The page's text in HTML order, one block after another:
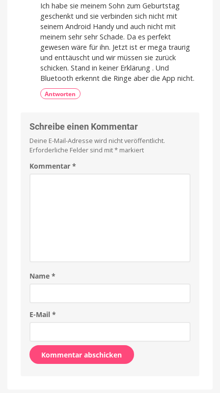
diesem
Quartal
Ich habe sie meinem Sohn zum Geburtstag
geschenkt und sie verbinden sich nicht mit
seinem Android Handy und auch nicht mit
meinem sehr sehr Schade. Da es perfekt
gewesen wäre für ihn. Jetzt ist er mega traurig
und enttäuscht und wir müssen sie zurück
schicken. Stand in keiner Erklärung . Und
Bluetooth erkennt die Ringe aber die App nicht.
Antworten
Schreibe einen Kommentar
Deine E-Mail-Adresse wird nicht veröffentlicht.
Erforderliche Felder sind mit* markiert
Kommentar *
Name *
E-Mail *